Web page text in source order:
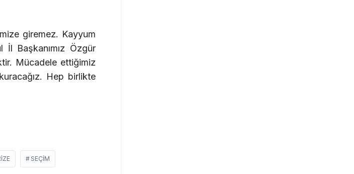
giremez. Kayyum
Başkanımız Özgür
Mücadele ettiğimiz
Hep birlikte
SEÇIM